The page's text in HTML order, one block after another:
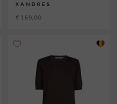
XANDRES
€ 169,00